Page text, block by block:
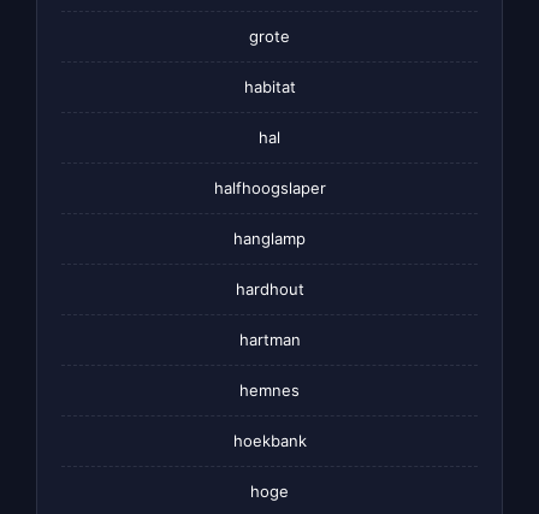
grote
habitat
hal
halfhoogslaper
hanglamp
hardhout
hartman
hemnes
hoekbank
hoge